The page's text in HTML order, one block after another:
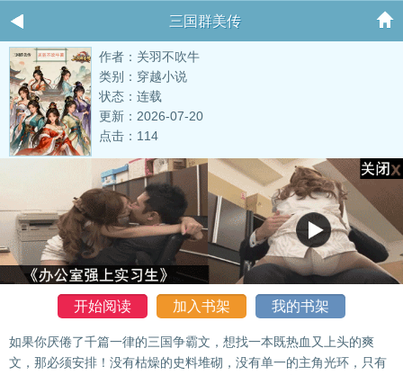
三国群美传
作者：关羽不吹牛
类别：穿越小说
状态：连载
更新：2026-07-20
点击：114
开始阅读 加入书架 我的书架
如果你厌倦了千篇一律的三国争霸文，想找一本既热血又上头的爽
文，那必须安排！没有枯燥的史料堆砌，没有单一的主角光环，只有